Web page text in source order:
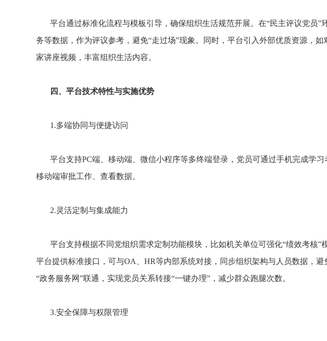
平台通过标准化流程与模板引导，确保组织生活规范开展。在“民主评议党员”
务等数据，作为评议参考，避免“走过场”现象。同时，平台引入外部优质资源，
家讲座视频，丰富组织生活内容。
四、平台技术特性与实施优势
1.多端协同与便捷访问
平台支持PC端、移动端、微信小程序等多终端登录，党员可通过手机完成学
移动端审批工作、查看数据。
2.灵活定制与集成能力
平台支持根据不同党组织需求定制功能模块，比如机关单位可强化“绩效考核”
平台提供标准接口，可与OA、HR等内部系统对接，同步组织架构与人员数据，
“政务服务网”联通，实现党员关系转接“一键办理”，减少群众跑腿次数。
3.安全保障与权限管理